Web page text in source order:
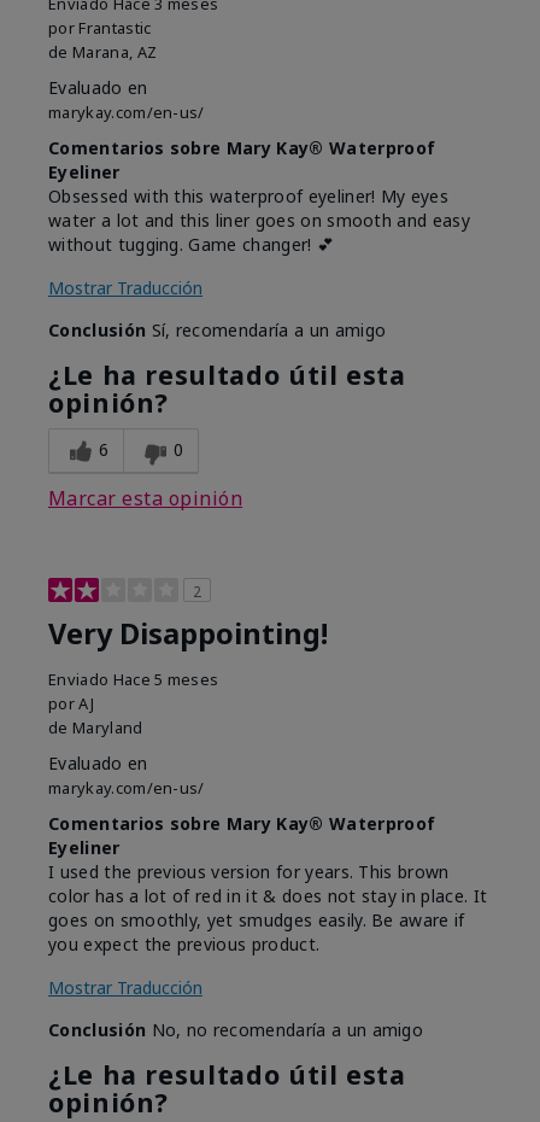
por Frantastic
de Marana, AZ
Evaluado en
marykay.com/en-us/
Comentarios sobre Mary Kay® Waterproof
Eyeliner
Obsessed with this waterproof eyeliner! My eyes
water a lot and this liner goes on smooth and easy
without tugging. Game changer! 💕
Mostrar Traducción
Conclusión Sí, recomendaría a un amigo
¿Le ha resultado útil esta
opinión?
6 0
Marcar esta opinión
2
Very Disappointing!
Enviado Hace 5 meses
porAJ
de Maryland
Evaluado en
marykay.com/en-us/
Comentarios sobre Mary Kay® Waterproof
Eyeliner
I used the previous version for years. This brown
color has a lot of red in it & does not stay in place. It
goes on smoothly, yet smudges easily. Be aware if
you expect the previous product.
Mostrar Traducción
Conclusión No, no recomendaría a un amigo
¿Le ha resultado útil esta
opinión?